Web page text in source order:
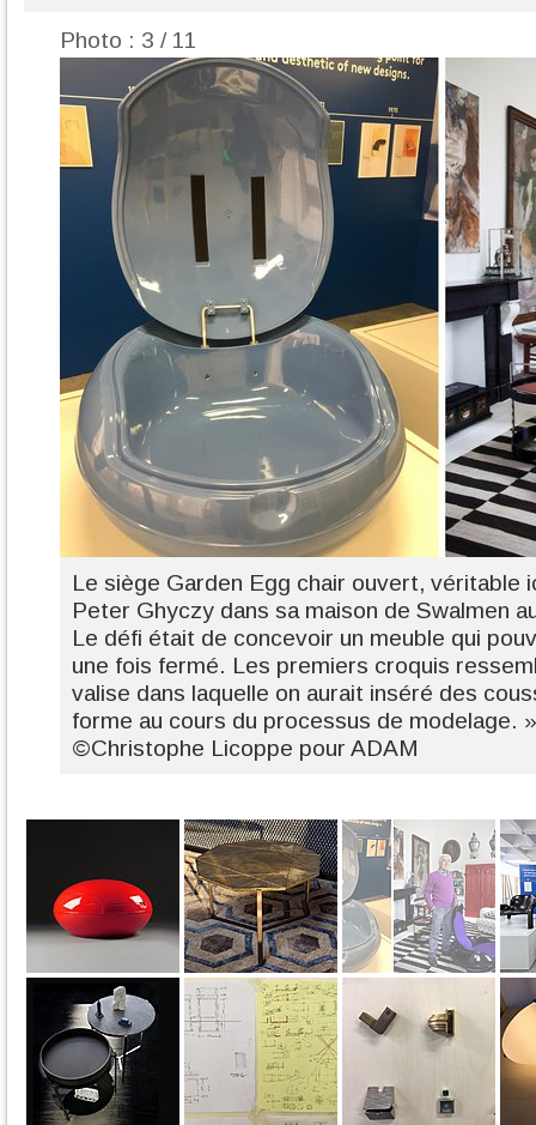
Photo : 3 / 11
Le siège Garden Egg chair ouvert, véritable
Peter Ghyczy dans sa maison de Swalmen
Le défi était de concevoir un meuble qui
une fois fermé. Les premiers croquis
valise dans laquelle on aurait inséré des
forme au cours du processus de modelage.
©Christophe Licoppe pour ADAM